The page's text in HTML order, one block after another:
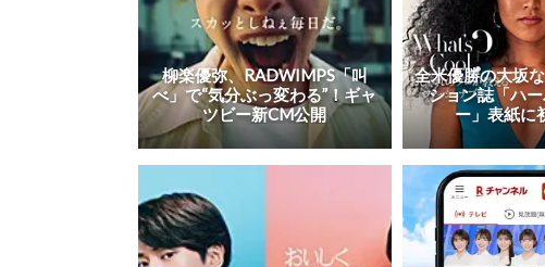
柳楽優弥、RADWIMPS「叫
べ」で“気分ぶっ変わる”！ギャ
ツビー新CM公開
全米優勝の大坂
ション誌「ハ
ー」表紙に